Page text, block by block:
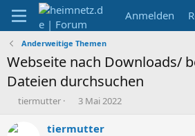
Anmelden
Anderweitige Themen
Webseite nach Downloads/
Dateien durchsuchen
E
s
tiermutter
E
s
3 Mai 2022
tiermutter